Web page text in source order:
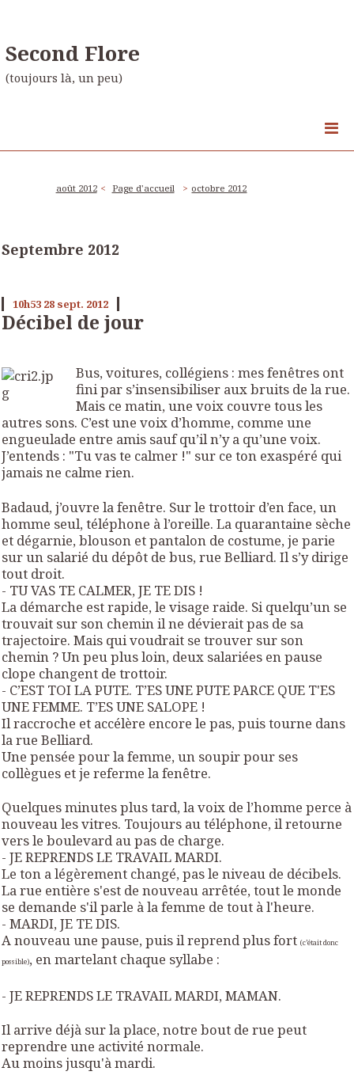
Second Flore
(toujours là, un peu)
août 2012 Page d'accueil octobre 2012
Septembre 2012
10h53 28 sept. 2012
Décibel de jour
Bus, voitures, collégiens : mes fenêtres ont
fini par s’insensibiliser aux bruits de la rue.
Mais ce matin, une voix couvre tous les
autres sons. C’est une voix d’homme, comme une
engueulade entre amis sauf qu’il n’y a qu’une voix.
J’entends : "Tu vas te calmer !" sur ce ton exaspéré qui
jamais ne calme rien.
Badaud, j’ouvre la fenêtre. Sur le trottoir d’en face, un
homme seul, téléphone à l’oreille. La quarantaine sèche
et dégarnie, blouson et pantalon de costume, je parie
sur un salarié du dépôt de bus, rue Belliard. Il s’y dirige
tout droit.
- TU VAS TE CALMER, JE TE DIS !
La démarche est rapide, le visage raide. Si quelqu’un se
trouvait sur son chemin il ne dévierait pas de sa
trajectoire. Mais qui voudrait se trouver sur son
chemin ? Un peu plus loin, deux salariées en pause
clope changent de trottoir.
- C’EST TOI LA PUTE. T’ES UNE PUTE PARCE QUE T'ES
UNE FEMME. T’ES UNE SALOPE !
Il raccroche et accélère encore le pas, puis tourne dans
la rue Belliard.
Une pensée pour la femme, un soupir pour ses
collègues et je referme la fenêtre.
Quelques minutes plus tard, la voix de l’homme perce à
nouveau les vitres. Toujours au téléphone, il retourne
vers le boulevard au pas de charge.
- JE REPRENDS LE TRAVAIL MARDI.
Le ton a légèrement changé, pas le niveau de décibels.
La rue entière s'est de nouveau arrêtée, tout le monde
se demande s'il parle à la femme de tout à l'heure.
- MARDI, JE TE DIS.
A nouveau une pause, puis il reprend plus fort (c’était donc
possible), en martelant chaque syllabe :
- JE REPRENDS LE TRAVAIL MARDI, MAMAN.
Il arrive déjà sur la place, notre bout de rue peut
reprendre une activité normale.
Au moins jusqu'à mardi.